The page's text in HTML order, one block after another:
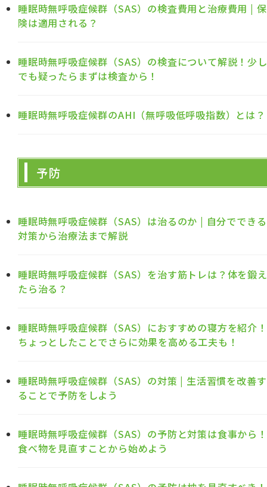
睡眠時無呼吸症候群（SAS）の検査費用と治療費用 | 保
険は適用される？
睡眠時無呼吸症候群（SAS）の検査について解説！少し
でも疑ったらまずは検査から！
睡眠時無呼吸症候群のAHI（無呼吸低呼吸指数）とは？
予防
睡眠時無呼吸症候群（SAS）は治るのか | 自分でできる
対策から治療法まで解説
睡眠時無呼吸症候群（SAS）を治す筋トレは？体を鍛え
たら治る？
睡眠時無呼吸症候群（SAS）におすすめの寝方を紹介！
ちょっとしたことでさらに効果を高める工夫も！
睡眠時無呼吸症候群（SAS）の対策 | 生活習慣を改善す
ることで予防をしよう
睡眠時無呼吸症候群（SAS）の予防と対策は食事から！
食べ物を見直すことから始めよう